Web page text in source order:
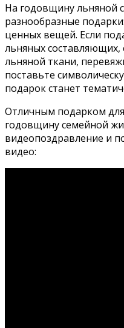
На годовщину льняной
разнообразные
ценных вещей. Если
льняных составляющих,
льняной ткани,
поставьте
подарок станет
Отличным подарком
годовщину семейной
видеопоздравление и
видео: